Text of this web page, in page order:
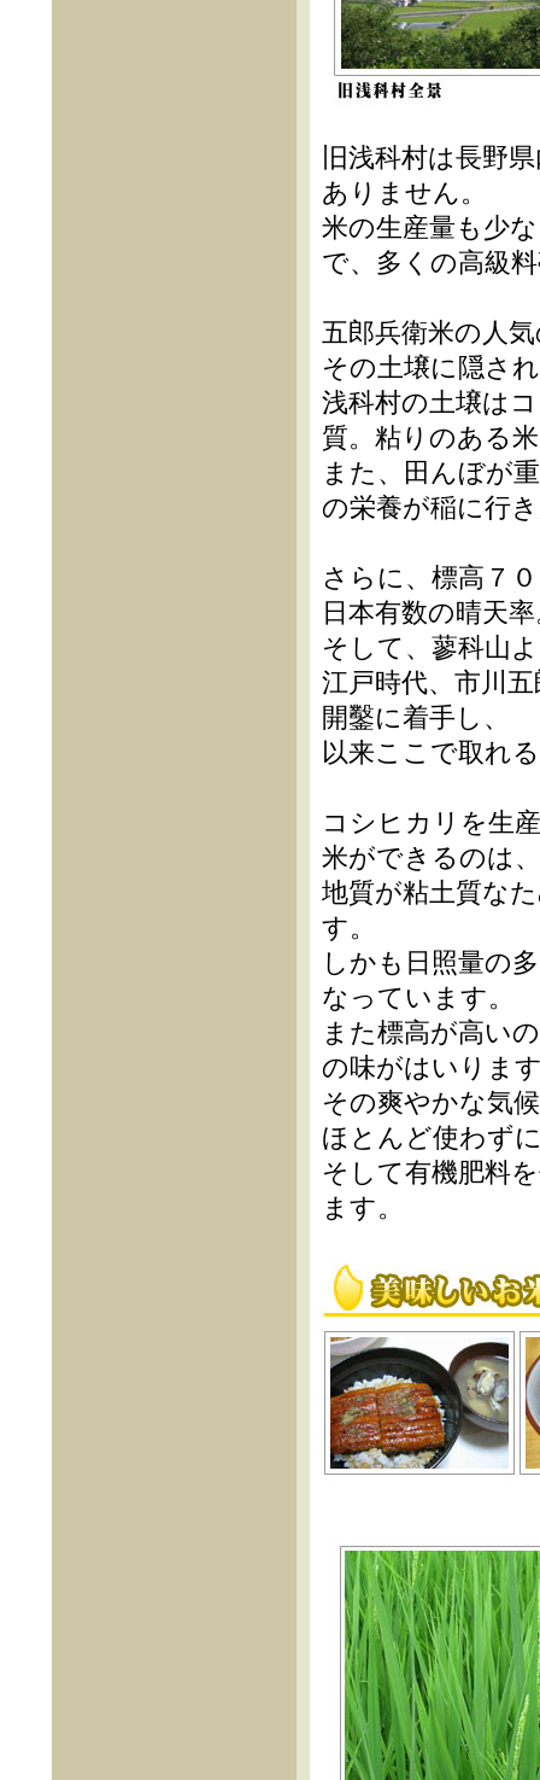
旧浅科村は長野
ありません。
米の生産量も少
で、多くの高級
五郎兵衛米の人
その土壌に隠さ
浅科村の土壌は
質。粘りのある
また、田んぼが
の栄養が稲に行
さらに、標高７
日本有数の晴天
そして、蓼科山
江戸時代、市川
開鑿に着手し、
以来ここで取れ
コシヒカリを生
米ができるのは
地質が粘土質な
す。
しかも日照量の
なっています。
また標高が高い
の味がはいりま
その爽やかな気
ほとんど使わず
そして有機肥料
ます。